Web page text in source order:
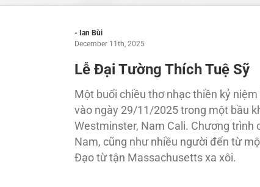
- Ian Bùi
December 11th, 2025
Lễ Đại Tường Thích Tuệ Sỹ
Một buổi chiều thơ nhạc thiền kỷ
vào ngày 29/11/2025 trong một bầu
Westminster, Nam Cali. Chương trình
Nam, cũng như nhiều người đến từ
Đạo từ tận Massachusetts xa xôi.